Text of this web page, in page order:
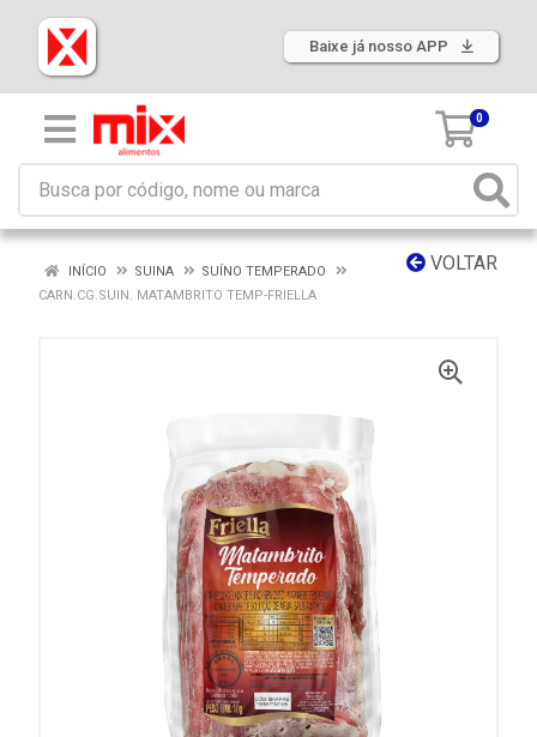
Baixe já nosso APP
0
VOLTAR
INÍCIO SUINA
SUÍNO TEMPERADO
CARN.CG.SUIN. MATAMBRITO TEMP-FRIELLA